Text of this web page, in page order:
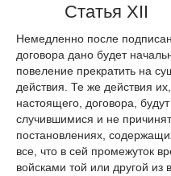
Статья XII
Немедленно после
договора дано будет
повеление прекратить на
действия. Те же действия
настоящего, договора,
случившимися и не
постановлениях,
все, что в сей промежуток
войсками той или другой